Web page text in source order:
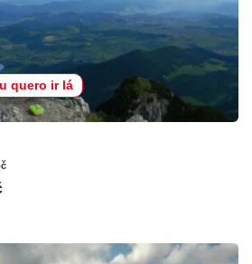
quero ir lá